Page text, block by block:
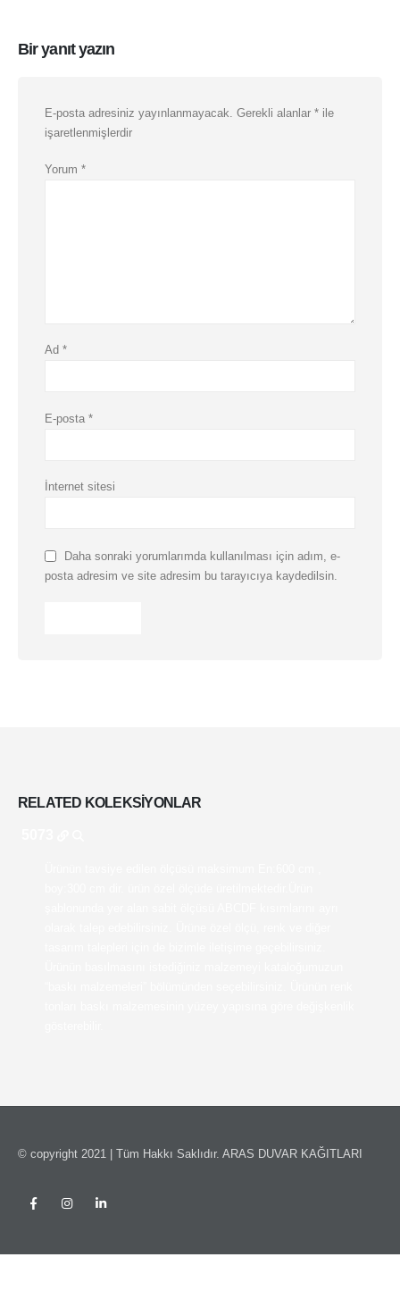
Bir yanıt yazın
E-posta adresiniz yayınlanmayacak. Gerekli alanlar * ile
işaretlenmişlerdir
Yorum *
Ad *
E-posta *
İnternet sitesi
Daha sonraki yorumlarımda kullanılması için adım, e-
posta adresim ve site adresim bu tarayıcıya kaydedilsin.
RELATED KOLEKSIYONLAR
© copyright 2021 | Tüm Hakkı Saklıdır. ARAS DUVAR KAĞITLARI